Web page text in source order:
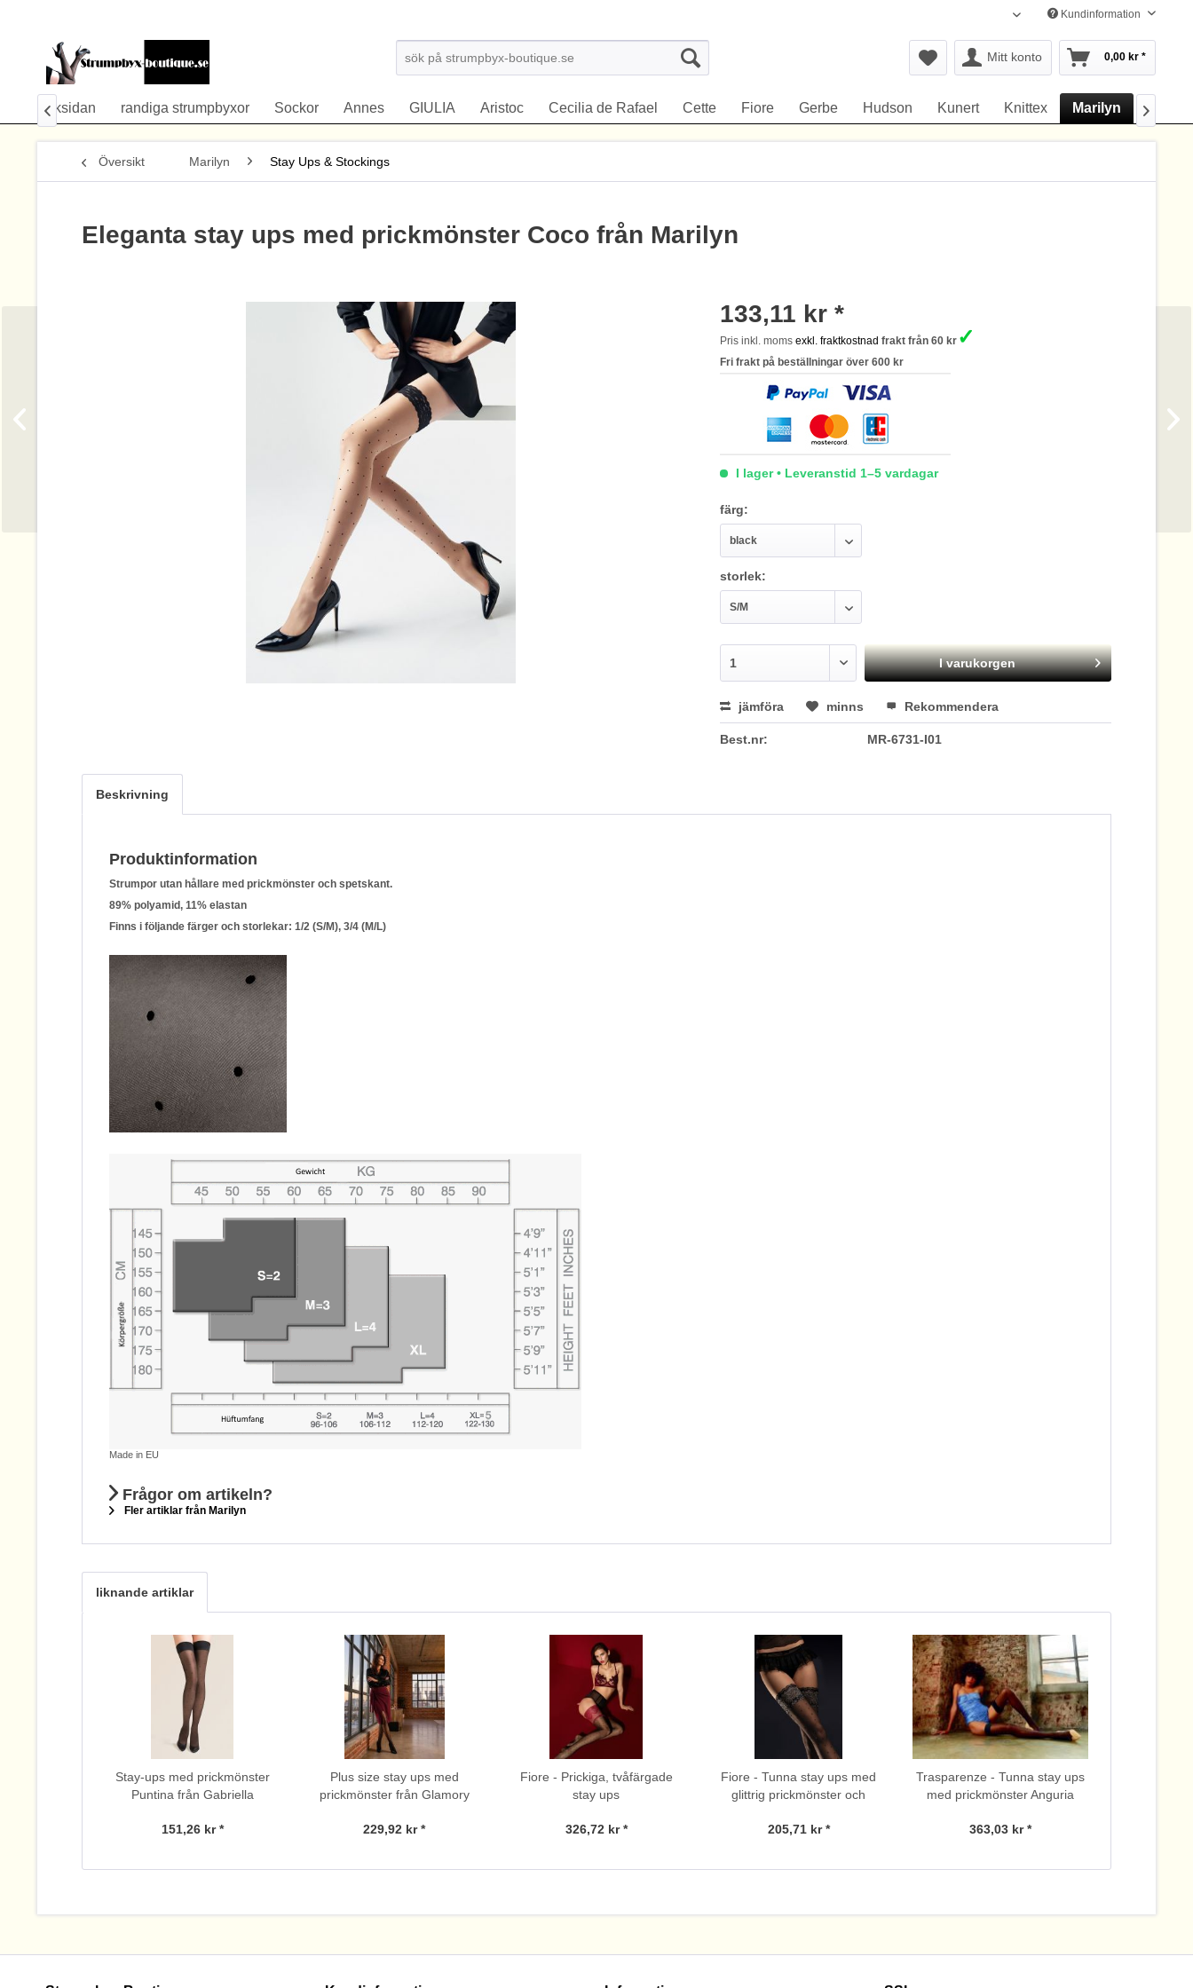
Svenska Kundinformation
Mitt konto 0,00 kr *
på baksidan randiga strumpbyxor Sockor Annes GIULIA Aristoc Cecilia de Rafael Cette Fiore Gerbe Hudson Kunert Knittex Marilyn Omero
 
Översikt Marilyn Stay Ups & Stockings
Eleganta stay ups med prickmönster Coco från Marilyn
133,11 kr *
Pris inkl. momsexkl. fraktkostnad frakt från 60 kr ✓
Fri frakt på beställningar över 600 kr
I lager • Leveranstid 1–5 vardagar
färg:
storlek:
I varukorgen
jämföra minns Rekommendera
Best.nr: MR-6731-I01
Beskrivning
Produktinformation
Strumpor utan hållare med prickmönster och spetskant.
89% polyamid, 11% elastan
Finns i följande färger och storlekar: 1/2 (S/M), 3/4 (M/L)
Made in EU
Frågor om artikeln?
Fler artiklar från Marilyn
liknande artiklar
Stay-ups med prickmönster
Puntina från Gabriella
151,26 kr *
Plus size stay ups med
prickmönster från Glamory
229,92 kr *
Fiore - Prickiga, tvåfärgade
stay ups
326,72 kr *
Fiore - Tunna stay ups med
glittrig prickmönster och
205,71 kr *
Trasparenze - Tunna stay ups
med prickmönster Anguria
363,03 kr *